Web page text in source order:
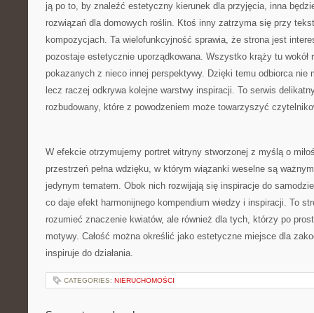
ją po to, by znaleźć estetyczny kierunek dla przyjęcia, inna
rozwiązań dla domowych roślin. Ktoś inny zatrzyma się przy
kompozycjach. Ta wielofunkcyjność sprawia, że strona jest
pozostaje estetycznie uporządkowana. Wszystko krąży tu
pokazanych z nieco innej perspektywy. Dzięki temu odbiorca nie
lecz raczej odkrywa kolejne warstwy inspiracji. To serwis
rozbudowany, które z powodzeniem może towarzyszyć
W efekcie otrzymujemy portret witryny stworzonej z myślą o
przestrzeń pełna wdzięku, w którym wiązanki weselne są
jedynym tematem. Obok nich rozwijają się inspiracje do
co daje efekt harmonijnego kompendium wiedzy i inspiracji. To
rozumieć znaczenie kwiatów, ale również dla tych, którzy po
motywy. Całość można określić jako estetyczne miejsce dla
inspiruje do działania.
CATEGORIES: NIERUCHOMOŚCI